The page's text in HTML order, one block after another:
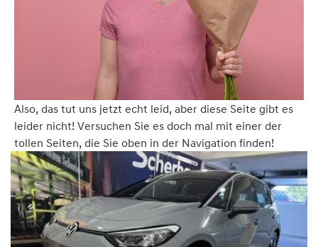
Also, das tut uns jetzt echt leid, aber diese Seite gibt es
leider nicht! Versuchen Sie es doch mal mit einer der
tollen Seiten, die Sie oben in der Navigation finden!